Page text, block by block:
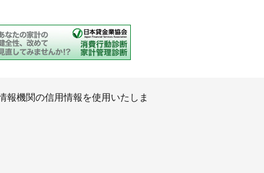
報機関の信用情報を使用いたしま